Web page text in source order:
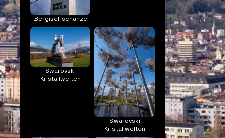
Bergisel-schanze
Swarovski
Kristallwelten
Swarovski
Kristallwelten